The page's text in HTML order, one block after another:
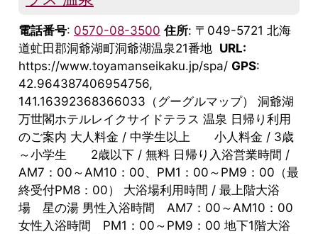
電話番号: 0570-08-3500 住所: 〒049-5721 北海
道虻田郡洞爺湖町洞爺湖温泉21番地 URL:
https://www.toyamanseikaku.jp/spa/ GPS:
42.964387406954756,
141.16392368366033（グーグルマップ） 洞爺湖
万世閣ホテルレイクサイドテラス 温泉 日帰り利用
のご案内 大人料金 / 中学生以上 小人料金 / 3歳
～小学生 2歳以下 / 無料 日帰り入浴営業時間 /
AM7：00～AM10：00、PM1：00～PM9：00（最
終受付PM8：00） 大浴場利用時間 / 最上階大浴
場 星の湯 男性入浴時間 AM7：00～AM10：00
女性入浴時間 PM1：00～PM9：00 地下1階大浴